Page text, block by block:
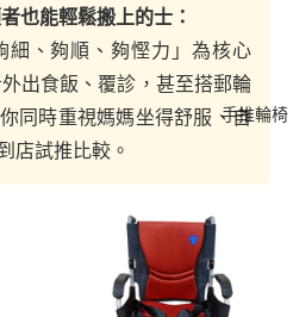
手推輪椅
也能輕鬆搬上的士：
細、夠順、夠慳力」為核心
出食飯、覆診，甚至搭郵輪
同時重視媽媽坐得舒服、自
店試推比較。